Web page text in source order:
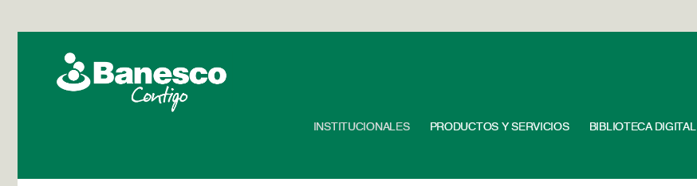
INSTITUCIONALES PRODUCTOS Y SERVICIOS BIBLIOTECA DIGITAL